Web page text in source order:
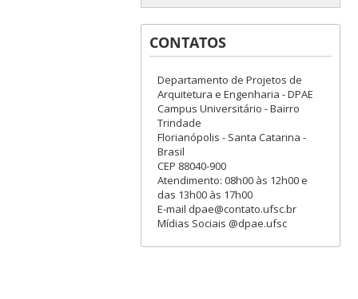
CONTATOS
Departamento de Projetos de
Arquitetura e Engenharia - DPAE
Campus Universitário - Bairro
Trindade
Florianópolis - Santa Catarina -
Brasil
CEP 88040-900
Atendimento: 08h00 às 12h00 e
das 13h00 às 17h00
E-mail dpae@contato.ufsc.br
Mídias Sociais @dpae.ufsc